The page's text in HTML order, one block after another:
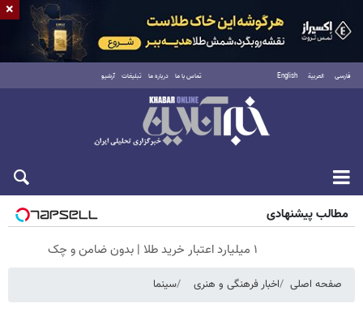
فارسی العربية English تماس با ما درباره ما تبلیغات آرشیو
جمعه ۱۶ مرداد ۱۴۰۵
مطالب پیشنهادی
۱ میلیارد اعتبار خرید طلا | بدون ضامن و چک
صفحه اصلی اخبار فرهنگی و هنری سینما
×